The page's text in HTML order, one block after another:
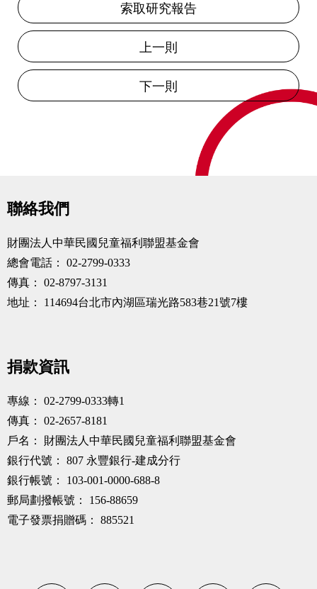
索取研究報告
上一則
下一則
聯絡我們
財團法人中華民國兒童福利聯盟基金會
總會電話：
02-2799-0333
傳真：
02-8797-3131
地址：
114694台北市內湖區瑞光路583巷21號7樓
捐款資訊
專線：
02-2799-0333轉1
傳真：
02-2657-8181
戶名：
財團法人中華民國兒童福利聯盟基金會
銀行代號：
807 永豐銀行-建成分行
銀行帳號：
103-001-0000-688-8
郵局劃撥帳號：
156-88659
電子發票捐贈碼：
885521